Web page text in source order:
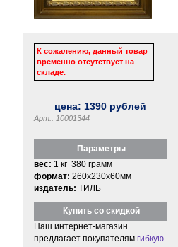
К сожалению, данный товар
временно отсутствует на
складе.
цена: 1390 рублей
Арт.: 10001344
Параметры
вес: 1 кг 380 грамм
формат: 260x230x60мм
издатель: ТИЛЬ
Купить со скидкой
Наш интернет-магазин
предлагает покупателям гибкую